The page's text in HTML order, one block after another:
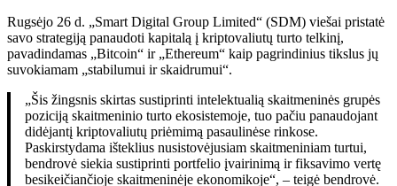
Rugsėjo 26 d. „Smart Digital Group Limited“ (SDM) viešai pristatė
savo strategiją panaudoti kapitalą į kriptovaliutų turto telkinį,
pavadindamas „Bitcoin“ ir „Ethereum“ kaip pagrindinius tikslus jų
suvokiamam „stabilumui ir skaidrumui“.
„Šis žingsnis skirtas sustiprinti intelektualią skaitmeninės grupės
poziciją skaitmeninio turto ekosistemoje, tuo pačiu panaudojant
didėjantį kriptovaliutų priėmimą pasaulinėse rinkose.
Paskirstydama išteklius nusistovėjusiam skaitmeniniam turtui,
bendrovė siekia sustiprinti portfelio įvairinimą ir fiksavimo vertę
besikeičiančioje skaitmeninėje ekonomikoje“, – teigė bendrovė.